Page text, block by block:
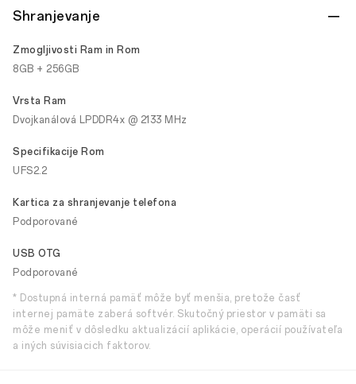
Shranjevanje
Zmogljivosti Ram in Rom
8GB + 256GB
Vrsta Ram
Dvojkanálová LPDDR4x @ 2133 MHz
Specifikacije Rom
UFS2.2
Kartica za shranjevanje telefona
Podporované
USB OTG
Podporované
* Dostupná interná pamäť môže byť menšia, pretože časť
internej pamäte zaberá softvér. Skutočný priestor v pamäti sa
môže meniť v dôsledku aktualizácií aplikácie, operácií používateľa
a iných súvisiacich faktorov.